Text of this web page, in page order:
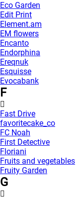
Eco Garden
Edit Print
Element.am
EM flowers
Encanto
Endorphina
Ereqnuk
Esquisse
Evocabank
F
Fast Drive
favoritecake_co
FC Noah
First Detective
Floriani
Fruits and vegetables
Fruity Garden
G